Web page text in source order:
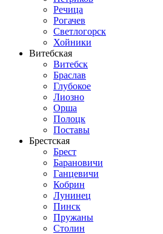
Речица
Рогачев
Светлогорск
Хойники
Витебская
Витебск
Браслав
Глубокое
Лиозно
Орша
Полоцк
Поставы
Брестская
Брест
Барановичи
Ганцевичи
Кобрин
Лунинец
Пинск
Пружаны
Столин